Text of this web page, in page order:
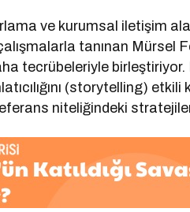
ve kurumsal iletişim
tanınan Mürsel
tecrübeleriyle
(storytelling)
niteliğindeki